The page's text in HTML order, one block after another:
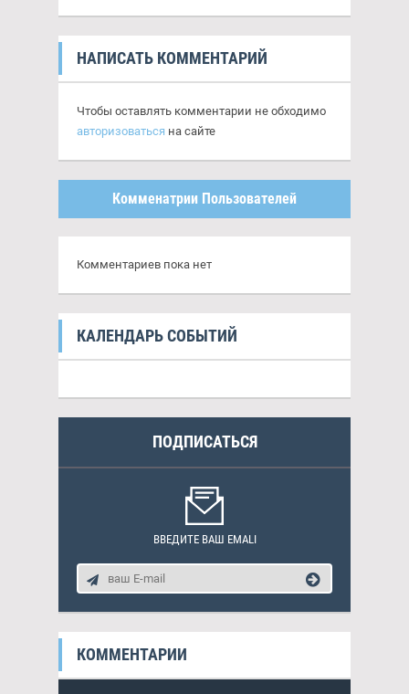
НАПИСАТЬ КОММЕНТАРИЙ
Чтобы оставлять комментарии не обходимо
авторизоваться на сайте
Комменатрии Пользователей
Комментариев пока нет
КАЛЕНДАРЬ СОБЫТИЙ
ПОДПИСАТЬСЯ
ВВЕДИТЕ ВАШ EMALI
КОММЕНТАРИИ